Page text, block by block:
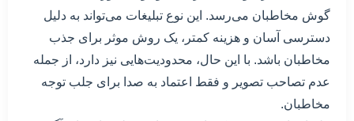
گوش مخاطبان می‌رسد. این نوع تبلیغات می‌تواند به دلیل
دسترسی آسان و هزینه کمتر، یک روش موثر برای جذب
مخاطبان باشد. با این حال، محدودیت‌هایی نیز دارد، از جمله
عدم تصاحب تصویر و فقط اعتماد به صدا برای جلب توجه
مخاطبان.